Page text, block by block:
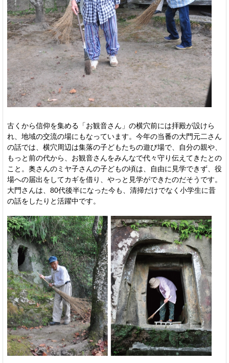
古くから信仰を集める「お観音さん」の横穴前には拝殿が設けら
れ、地域の交流の場にもなっています。今年の当番の大門元二さん
の話では、横穴周辺は集落の子どもたちの遊び場で、自分の親や、
もっと前の代から、お観音さんをみんなで代々守り伝えてきたとの
こと。奥さんのミヤ子さんの子どもの頃は、自由に見学できず、役
場への届出をしてカギを借り、やっと見学ができたのだそうです。
大門さんは、80代後半になった今も、清掃だけでなく小学生に昔
の話をしたりと活躍中です。